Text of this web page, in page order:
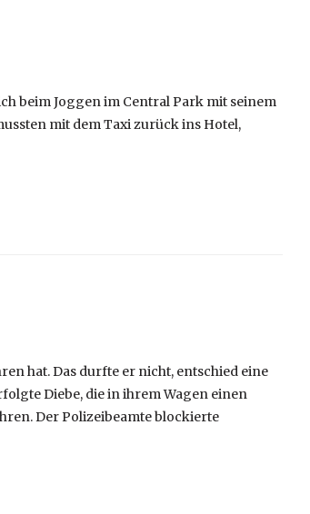
beim Joggen im Central Park mit seinem
mit dem Taxi zurück ins Hotel,
hat. Das durfte er nicht, entschied eine
Diebe, die in ihrem Wagen einen
Der Polizeibeamte blockierte